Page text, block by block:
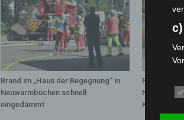
Brand im „Haus der Begegnung“ in
Neuwarmbüchen schnell
eingedämmt
Region
Kreuz